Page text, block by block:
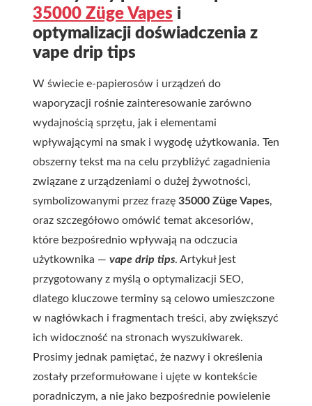
35000 Züge Vapes i
optymalizacji doświadczenia z
vape drip tips
W świecie e-papierosów i urządzeń do
waporyzacji rośnie zainteresowanie zarówno
wydajnością sprzętu, jak i elementami
wpływającymi na smak i wygodę użytkowania. Ten
obszerny tekst ma na celu przybliżyć zagadnienia
związane z urządzeniami o dużej żywotności,
symbolizowanymi przez frazę 35000 Züge Vapes,
oraz szczegółowo omówić temat akcesoriów,
które bezpośrednio wpływają na odczucia
użytkownika — vape drip tips. Artykuł jest
przygotowany z myślą o optymalizacji SEO,
dlatego kluczowe terminy są celowo umieszczone
w nagłówkach i fragmentach treści, aby zwiększyć
ich widoczność na stronach wyszukiwarek.
Prosimy jednak pamiętać, że nazwy i określenia
zostały przeformułowane i ujęte w kontekście
poradniczym, a nie jako bezpośrednie powielenie